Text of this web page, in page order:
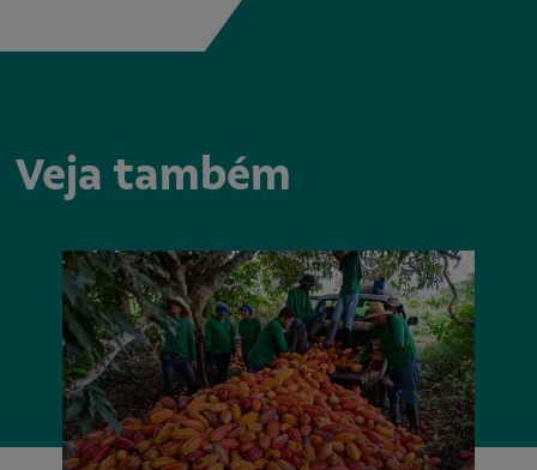
Veja também